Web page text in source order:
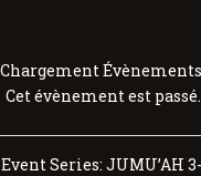
Cet évènement est passé.
Event Series: